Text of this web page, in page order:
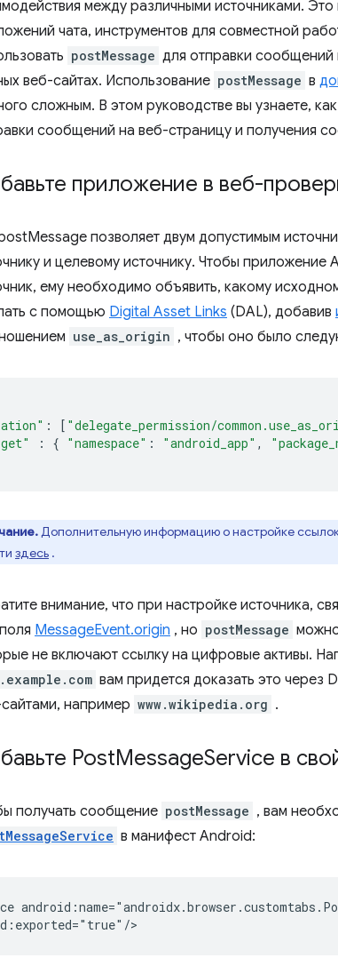
между различными источниками.
чата, инструментов для совместной
postMessage для отправки
веб-сайтах. Использование postMessage в
сложным. В этом руководстве вы узнаете,
сообщений на веб-страницу и получения
приложение в веб-
позволяет двум допустимым
и целевому источнику. Чтобы
ему необходимо объявить, какому
с помощью Digital Asset Links (DAL), добавив
use_as_origin , чтобы оно было
: [ "delegate_permission/
: { "namespace" : "android_app" ,
Дополнительную информацию о настройке
здесь .
внимание, что при настройке источника,
MessageEvent.origin , но postMessage
не включают ссылку на цифровые активы.
вам придется доказать это
например www.wikipedia.org .
PostMessageService в
получать сообщение postMessage , вам
в манифест Android: